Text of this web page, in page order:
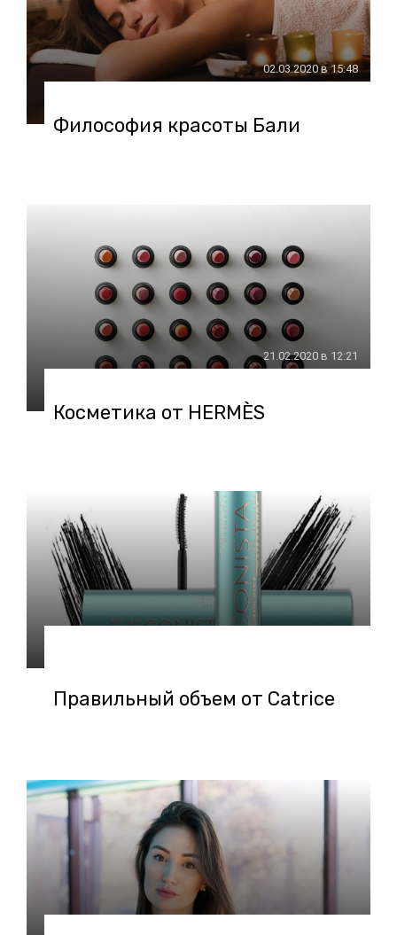
02.03.2020 в 15:48
Философия красоты Бали
21.02.2020 в 12:21
Косметика от HERMÈS
Правильный объем от Сatrice